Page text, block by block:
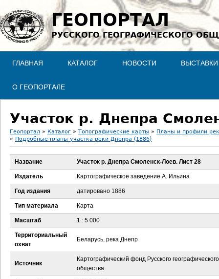
Jump to navigation
ГЕОПОРТАЛ
РУССКОГО ГЕОГРАФИЧЕСКОГО
ГЛАВНАЯ КАТАЛОГ НОВОСТИ ВЫСТАВКИ
О ГЕОПОРТАЛЕ
Участок р. Днепра
В
ы
з
д
е
с
ь
Геопортал » Каталог » Топографические карты » Планы и профили
» Подробные планы участка реки Днепра (1886)
Название Участок р. Днепра Смоленск-Лоев. Лист 28
Издатель Картографическое заведение А. Ильина
Год издания датировано 1886
Тип материала Карта
Масштаб 1 : 5 000
Территориальный
охват
Беларусь, река Днепр
Источник
Картографический фонд Русского географического
общества